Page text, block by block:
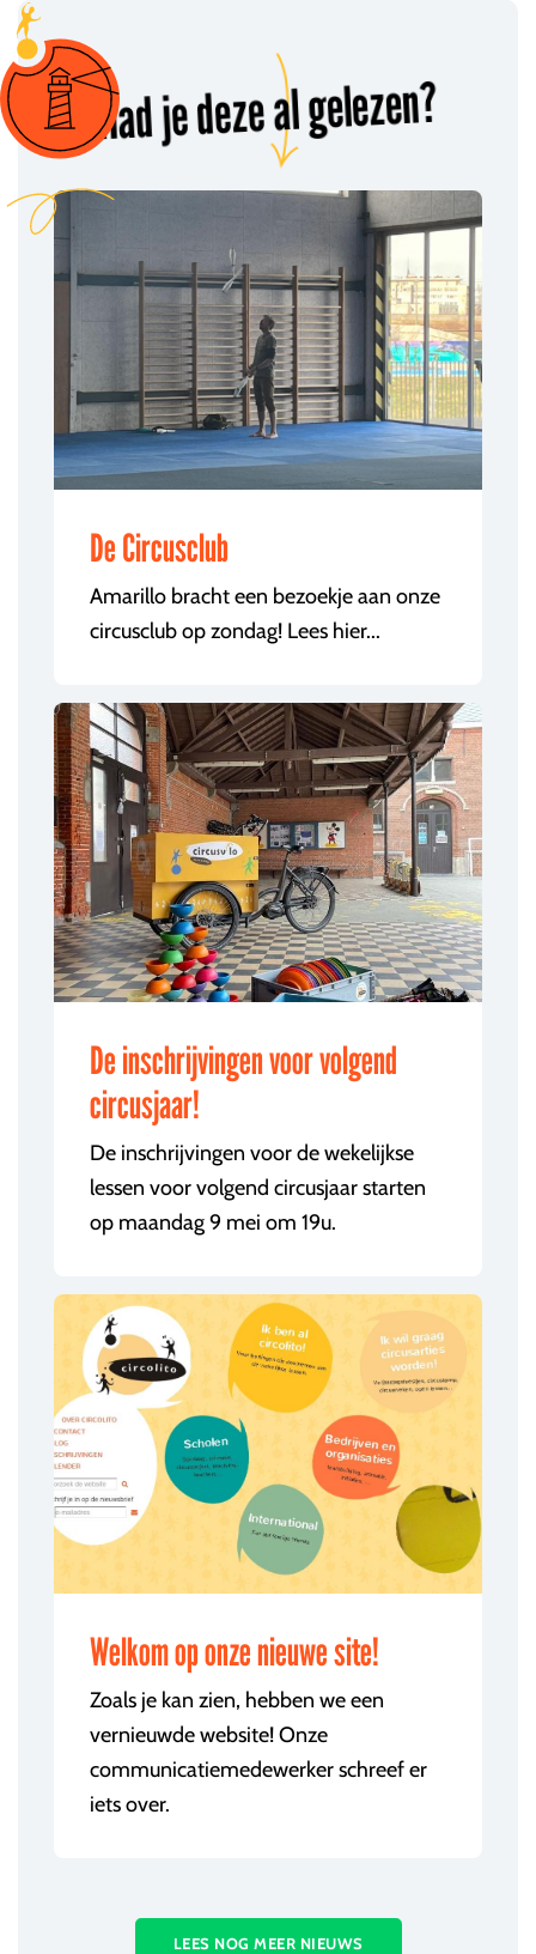
Had je deze al gelezen?
De Circusclub
Amarillo bracht een bezoekje aan onze
circusclub op zondag! Lees hier...
De inschrijvingen voor volgend
circusjaar!
De inschrijvingen voor de wekelijkse
lessen voor volgend circusjaar starten
op maandag 9 mei om 19u.
Welkom op onze nieuwe site!
Zoals je kan zien, hebben we een
vernieuwde website! Onze
communicatiemedewerker schreef er
iets over.
LEES NOG MEER NIEUWS